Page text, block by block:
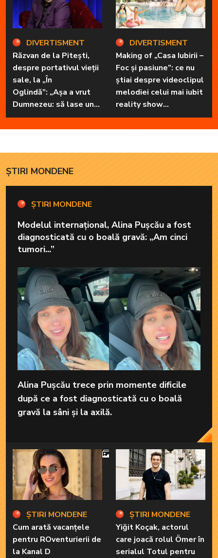
DIVERTISMENT
Răzvan de la Pitești,
despre portativul vieții
sale, la „În
Oglindă”: „Așa a vrut
Dumnezeu: să lase unul
în familie cu har, harul
de a cânta, să poată să
lipsește”
DIVERTISMENT
Making of „Casa Iubirii –
Foc și pasiune”: ce nu
știai despre videoclipul
melodiei celui mai iubit
reality show
matrimonial
ȘTIRI MONDENE
ȘTIRI MONDENE
Modelul internațional, Alina Pușcău a fost
diagnosticată cu o boală gravă: „Am cinci
tumori...”
Alina Pușcău trece prin momente dificile
după ce a fost diagnosticată cu o boală
gravă la sâni și la axilă.
ȘTIRI MONDENE
Cum arată vacanțele
pentru ROventurierii de
la Kanal D
ȘTIRI MONDENE
Yiğit Koçak, actorul
care joacă rolul Ömer în
serialul Totul pentru